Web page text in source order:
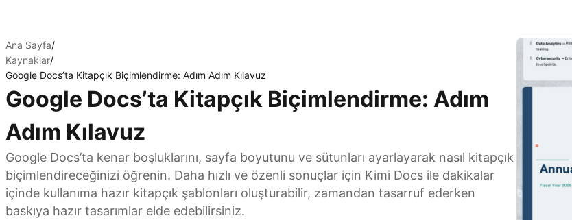
Ana Sayfa/
Kaynaklar/
Google Docs’ta Kitapçık Biçimlendirme: Adım Adım Kılavuz
Google Docs’ta Kitapçık Biçimlendirme: Adım
Adım Kılavuz
Google Docs’ta kenar boşluklarını, sayfa boyutunu ve sütunları ayarlayarak nasıl kitapçık
biçimlendireceğinizi öğrenin. Daha hızlı ve özenli sonuçlar için Kimi Docs ile dakikalar
içinde kullanıma hazır kitapçık şablonları oluşturabilir, zamandan tasarruf ederken
baskıya hazır tasarımlar elde edebilirsiniz.